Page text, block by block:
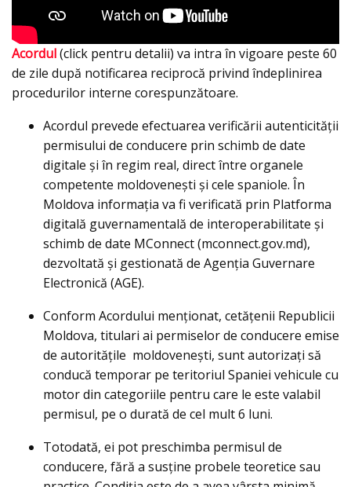
Acordul(click pentru detalii) va intra în vigoare peste 60
de zile după notificarea reciprocă privind îndeplinirea
procedurilor interne corespunzătoare.
Acordul prevede efectuarea verificării autenticității
permisului de conducere prin schimb de date
digitale și în regim real, direct între organele
competente moldovenești și cele spaniole. În
Moldova informația va fi verificată prin Platforma
digitală guvernamentală de interoperabilitate și
schimb de date MConnect (mconnect.gov.md),
dezvoltată și gestionată de Agenția Guvernare
Electronică (AGE).
Conform Acordului menționat, cetățenii Republicii
Moldova, titulari ai permiselor de conducere emise
de autoritățile moldovenești, sunt autorizați să
conducă temporar pe teritoriul Spaniei vehicule cu
motor din categoriile pentru care le este valabil
permisul, pe o durată de cel mult 6 luni.
Totodată, ei pot preschimba permisul de
conducere, fără a susține probele teoretice sau